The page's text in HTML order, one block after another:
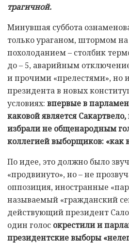
трагичной.
Минувшая суббота
только ураганом, штормом
похолоданием – столбик
до – 5, аварийным
и прочими «прелестями», но
президента в новых
условиях: впервые в
каковой является
избрали не общенародным
коллегией выборщиков: «как
По идее, это должно было
«продвинуто», но – не
оппозиция, иностранные
называемый «гражданский
действующий президент
один голос окрестили и
президентские выборы